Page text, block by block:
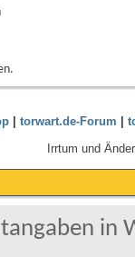
| torwart.de-Forum
Irrtum und
in